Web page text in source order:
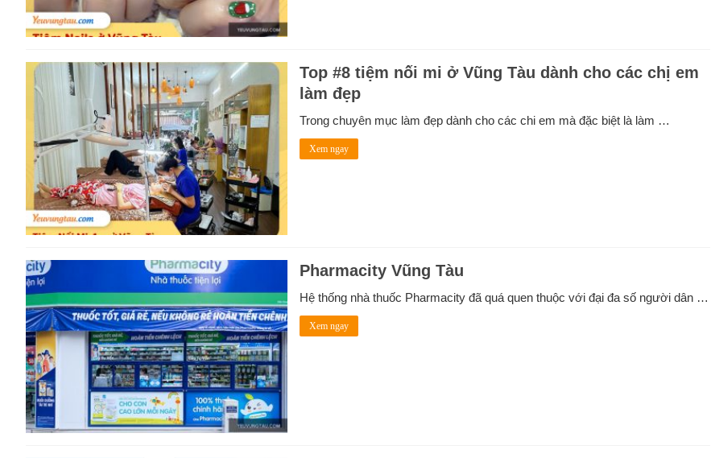
Top #8 tiệm nối mi ở Vũng Tàu dành cho các chị em
làm đẹp
Trong chuyên mục làm đẹp dành cho các chi em mà đặc biệt là làm …
Xem ngay
Pharmacity Vũng Tàu
Hệ thống nhà thuốc Pharmacity đã quá quen thuộc với đại đa số người dân …
Xem ngay